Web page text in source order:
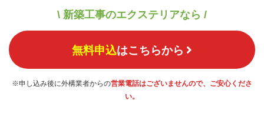
\ 新築工事のエクステリアなら /
無料申込はこちらから
※申し込み後に外構業者からの営業電話はございませんので、ご安心くださ
い。